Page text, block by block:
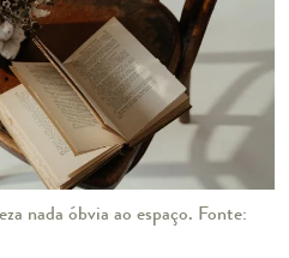
nada óbvia ao espaço. Fonte: